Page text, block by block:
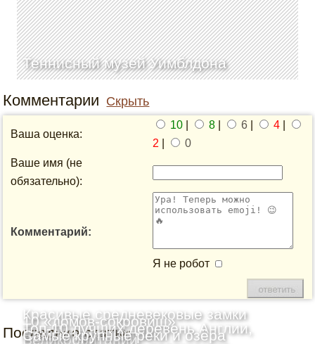
Теннисный музей Уимблдона
Комментарии Скрыть
Ваша оценка:
10 8 6 4
2
0
Ваше имя (не
обязательно):
Комментарий:
Я не робот
Последние статьи
Красивые средневековые замки
Шотландии: Топ-10
10 «домов-сокровищ»
Великобритании
Топ-10 лучших деревень Англии,
Самые крупные реки и озёра